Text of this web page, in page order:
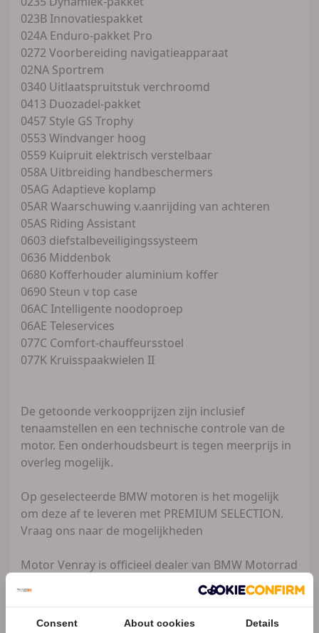
023B Innovatiespakket
024A Enduro-pakket Pro
0272 Voorbereiding navigatieapparaat
02NA Sportrem
0340 Uitlaatspruitstuk verchroomd
0413 Duozadel-pakket
0457 Style GS Trophy
0553 Windvanger hoog
0559 Kuipruit elektrisch verstelbaar
058A Uitbreiding handbeschermers
05AG Adaptieve koplamp
05AR Waarschuwing v.aanrijding van achteren
05AS Riding Assistant
0603 diefstalbeveiligingssysteem
0636 Middenbok
0680 Kofferhouder aluminium koffer
0690 Steun v top case
06AC Intelligente noodoproep
06AE Teleservices
077C Comfort-chauffeursstoel
077K Kruisspaakwielen II
De getoonde verkoopprijzen zijn inclusief
tenaamstellen en een technische controle van de
motor. Een onderhoudsbeurt is tegen meerprijs in
overleg mogelijk.
Op geselecteerde BMW motoren is het mogelijk
om deze af te leveren met PREMIUM SELECTION.
Vraag ons naar de mogelijkheden
Motor Venray is officieel dealer van BMW Motorrad
en Kawasaki. Openingstijden: Dinsdag 09:00-18:00
uur Woensdag 09:00-18:00 uur Donderdag 09:00-
18:00 uur Vrijdag 09:00-18:00 uur Zaterdag 09:00-
Consent About cookies Details